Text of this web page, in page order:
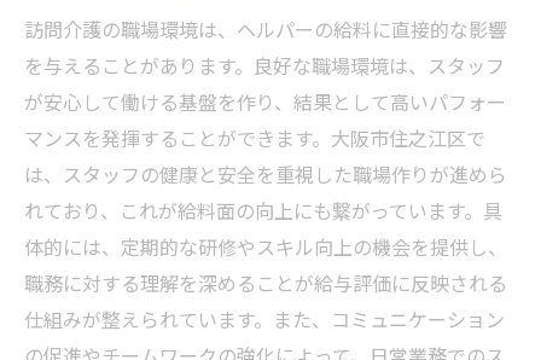
訪問介護の職場環境は、ヘルパーの給料に直接的な影響
を与えることがあります。良好な職場環境は、スタッフ
が安心して働ける基盤を作り、結果として高いパフォー
マンスを発揮することができます。大阪市住之江区で
は、スタッフの健康と安全を重視した職場作りが進めら
れており、これが給料面の向上にも繋がっています。具
体的には、定期的な研修やスキル向上の機会を提供し、
職務に対する理解を深めることが給与評価に反映される
仕組みが整えられています。また、コミュニケーション